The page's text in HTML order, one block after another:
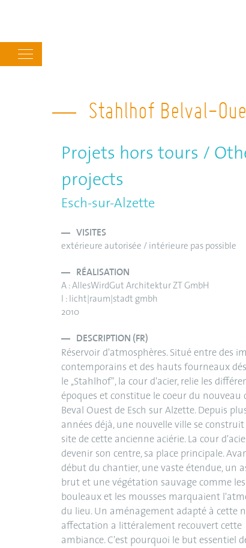
navigation
Stahlhof Belval-
Projets hors tours /
projects
Esch-sur-Alzette
VISITES
extérieure autorisée / intérieure pas possible
RÉALISATION
A : AllesWirdGut Architektur ZT GmbH
I : licht|raum|stadt gmbh
2010
DESCRIPTION (FR)
Réservoir d'atmosphères. Situé entre des
contemporains et des hauts fourneaux
le ,,Stahlhof", la cour d'acier, relie les
époques et constitue le coeur du nouveau
Beval Ouest de Esch sur Alzette. Depuis
années déjà, une nouvelle ville se construit
site de cette ancienne aciérie. La cour
devenir son centre, sa place principale.
début du chantier, une vaste étendue, un
brut et une végétation sauvage comme les
bouleaux et les mousses marquaient
du lieu. Un aménagement adapté à cette
affectation a littéralement recouvert cette
ambiance. C'est pourquoi le but essentiel